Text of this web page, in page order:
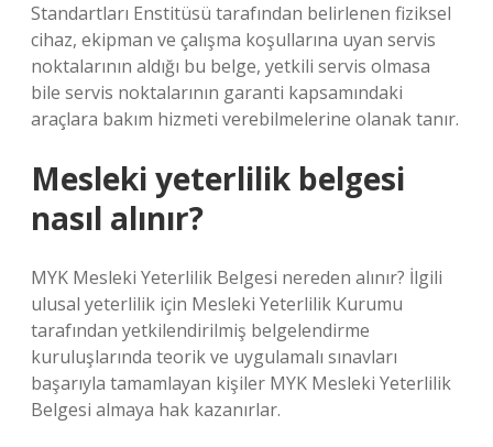
Standartları Enstitüsü tarafından belirlenen fiziksel
cihaz, ekipman ve çalışma koşullarına uyan servis
noktalarının aldığı bu belge, yetkili servis olmasa
bile servis noktalarının garanti kapsamındaki
araçlara bakım hizmeti verebilmelerine olanak tanır.
Mesleki yeterlilik belgesi
nasıl alınır?
MYK Mesleki Yeterlilik Belgesi nereden alınır? İlgili
ulusal yeterlilik için Mesleki Yeterlilik Kurumu
tarafından yetkilendirilmiş belgelendirme
kuruluşlarında teorik ve uygulamalı sınavları
başarıyla tamamlayan kişiler MYK Mesleki Yeterlilik
Belgesi almaya hak kazanırlar.